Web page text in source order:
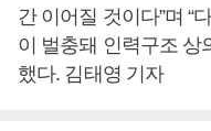
간 이어질 것이다”며 “
이 벌충돼 인력구조 상
했다. 김태영 기자